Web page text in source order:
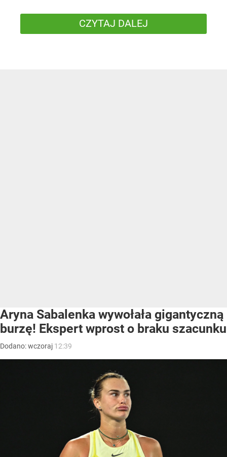
CZYTAJ DALEJ
Aryna Sabalenka wywołała gigantyczną
burzę! Ekspert wprost o braku szacunku
Dodano:wczoraj 12:39